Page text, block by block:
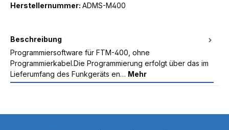
Herstellernummer: ADMS-M400
Beschreibung
Programmiersoftware für FTM-400, ohne
Programmierkabel.Die Programmierung erfolgt über das im
Lieferumfang des Funkgeräts en… Mehr